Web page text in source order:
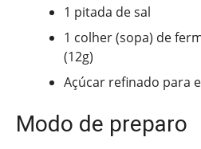
1 pitada de sal
1 colher (sopa) de
(12g)
Açúcar refinado para
Modo de preparo